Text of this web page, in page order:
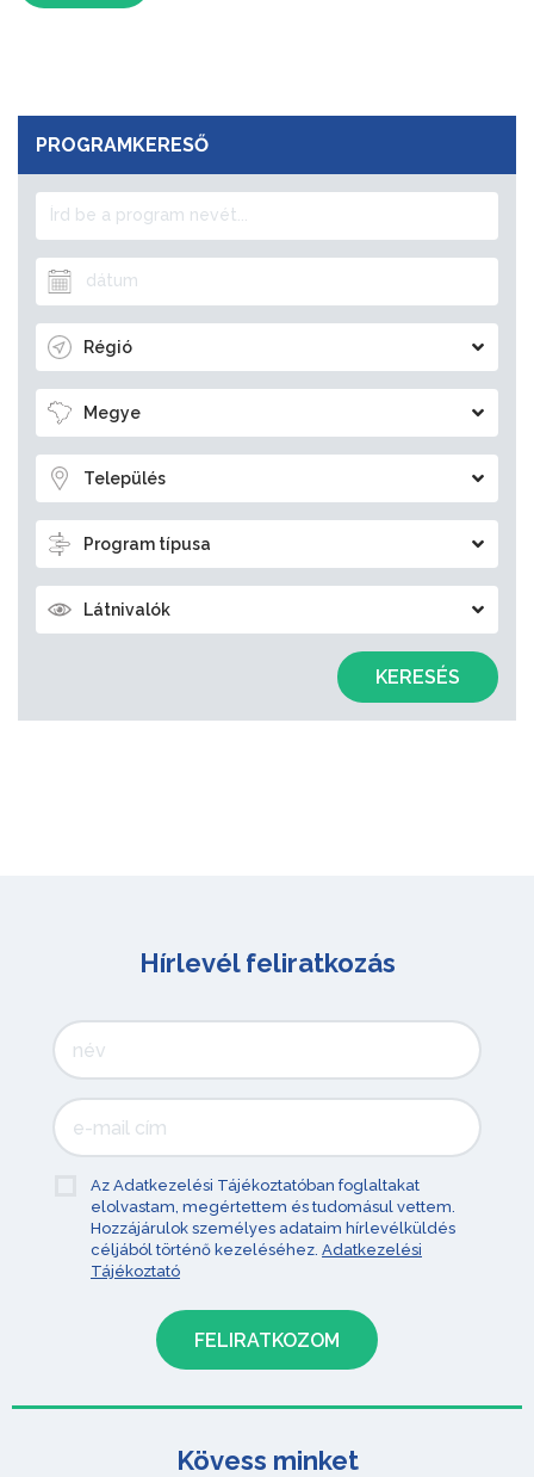
PROGRAMKERESŐ
Régió
Megye
Település
Program típusa
Látnivalók
KERESÉS
Hírlevél feliratkozás
Az Adatkezelési Tájékoztatóban foglaltakat
elolvastam, megértettem és tudomásul vettem.
Hozzájárulok személyes adataim hírlevélküldés
céljából történő kezeléséhez. Adatkezelési
Tájékoztató
Kövess minket